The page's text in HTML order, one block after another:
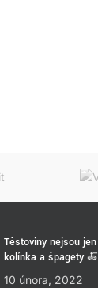
Těstoviny nejsou jen
kolínka a špagety 🍝
10 února, 2022